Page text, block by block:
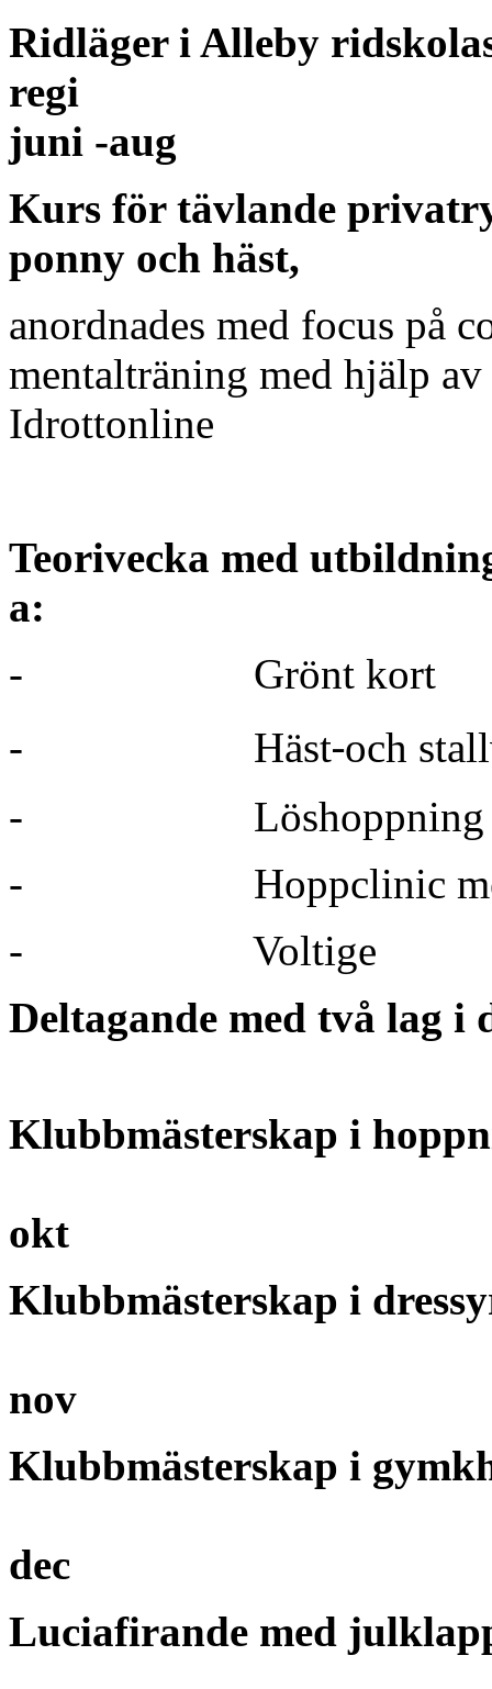
Ridläger i Alleby
regi
juni -aug
Kurs för tävlande
ponny och häst,
anordnades med focus på
mentalträning med hjälp
Idrottonline
Teorivecka med
a:
-
Grönt kort
-
Häst‐och
-
Löshoppning
-
Hoppclinic
-
Voltige
Deltagande med två lag i
Klubbmästerskap i
okt
Klubbmästerskap i
nov
Klubbmästerskap i
dec
Luciafirande med